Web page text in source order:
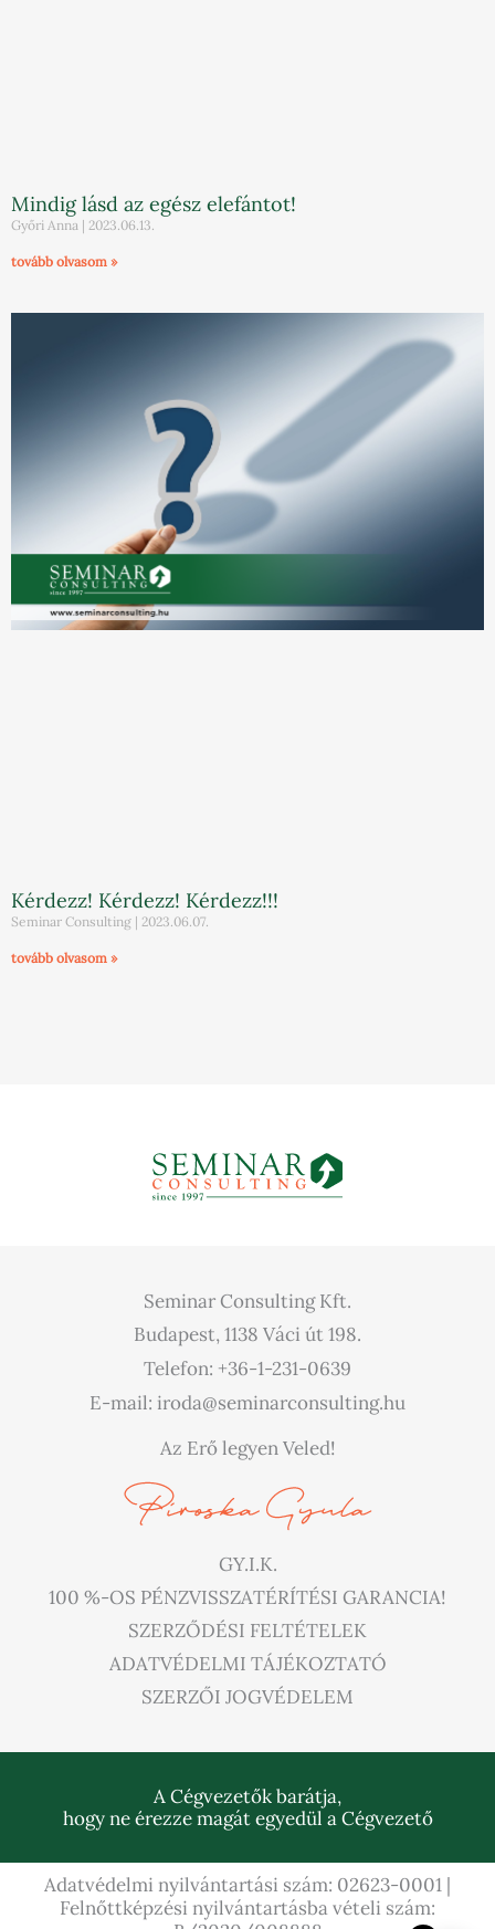
Mindig lásd az egész elefántot!
Győri Anna 2023.06.13.
tovább olvasom »
Kérdezz! Kérdezz! Kérdezz!!!
Seminar Consulting 2023.06.07.
tovább olvasom »
Seminar Consulting Kft.
Budapest, 1138 Váci út 198.
Telefon: +36-1-231-0639
E-mail: iroda@seminarconsulting.hu
Az Erő legyen Veled!
GY.I.K.
100 %-OS PÉNZVISSZATÉRÍTÉSI GARANCIA!
SZERZŐDÉSI FELTÉTELEK
ADATVÉDELMI TÁJÉKOZTATÓ
SZERZŐI JOGVÉDELEM
A Cégvezetők barátja,
hogy ne érezze magát egyedül a Cégvezető
Adatvédelmi nyilvántartási szám: 02623-0001 |
Felnőttképzési nyilvántartásba vételi szám: